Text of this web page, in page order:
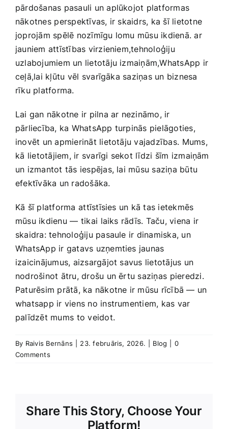
pārdošanas pasauli un aplūkojot platformas
nākotnes ⁤perspektīvas, ir skaidrs, ka šī lietotne
joprojām spēlē nozīmīgu lomu mūsu ikdienā. ar
jauniem attīstības virzieniem,tehnoloģiju
uzlabojumiem un lietotāju izmaiņām,WhatsApp ir
ceļā,lai kļūtu vēl⁣ svarīgāka saziņas un biznesa
rīku platforma.
Lai​ gan nākotne ir pilna ar nezināmo, ir
pārliecība, ka WhatsApp turpinās pielāgoties,
inovēt un apmierināt‍ lietotāju vajadzības.⁤ Mums,
kā ⁣lietotājiem, ir svarīgi sekot līdzi⁣ šīm izmaiņām
un izmantot tās iespējas, lai mūsu saziņa būtu
efektīvāka un radošāka.
Kā šī platforma⁣ attīstīsies un kā tas ietekmēs
mūsu ikdienu ⁣— tikai⁣ laiks rādīs. Taču, viena ir
skaidra: tehnoloģiju pasaule ir dinamiska, un
WhatsApp ir gatavs uzņemties ‌jaunas
izaicinājumus, aizsargājot savus lietotājus un
nodrošinot ātru, drošu un ērtu saziņas⁤ pieredzi.
Paturēsim prātā, ka nākotne ‍ir mūsu rīcībā —⁣ un
whatsapp ir viens no instrumentiem, kas var
palīdzēt mums⁣ to veidot.
By Raivis Bernāns 23. februāris, 2026. Blog
0
Comments
Share This Story, Choose Your
Platform!